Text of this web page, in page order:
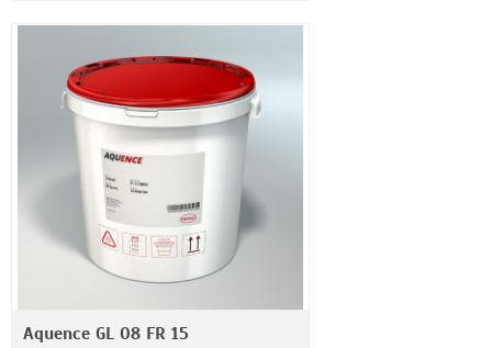
Aquence GL 08 FR 15